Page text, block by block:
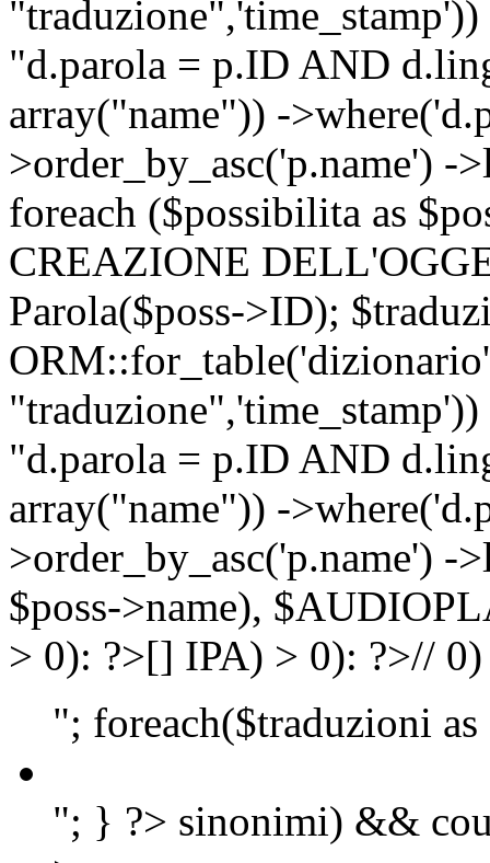
"d.parola = p.ID AND
array("name")) -
>order_by_asc('p.name')
foreach ($possibilita as
CREAZIONE
Parola($poss->ID);
"d.parola = p.ID AND
array("name")) -
>order_by_asc('p.name')
$poss->name),
> 0): ?>[] IPA) > 0): ?>//
"; foreach($traduzioni
"; } ?> sinonimi) &&